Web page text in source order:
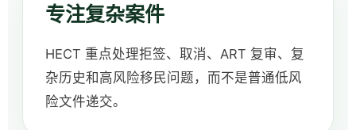
专注复杂案件
HECT 重点处理拒签、取消、ART 复审、复
杂历史和高风险移民问题，而不是普通低风
险文件递交。